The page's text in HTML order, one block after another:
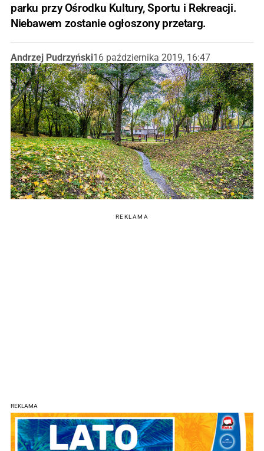
parku przy Ośrodku Kultury, Sportu i Rekreacji.
Niebawem zostanie ogłoszony przetarg.
Andrzej Pudrzyński16 października 2019, 16:47
REKLAMA
REKLAMA